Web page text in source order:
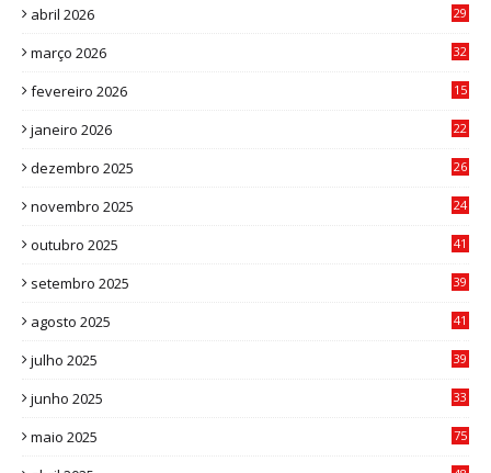
abril 2026
29
março 2026
32
fevereiro 2026
15
janeiro 2026
22
dezembro 2025
26
novembro 2025
24
outubro 2025
41
setembro 2025
39
agosto 2025
41
julho 2025
39
junho 2025
33
maio 2025 75